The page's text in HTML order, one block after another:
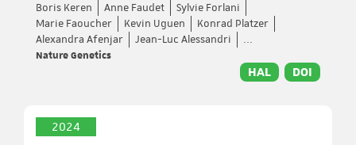
Boris Keren
Anne Faudet
Sylvie Forlani
Marie Faoucher
Kevin Uguen
Konrad Platzer
Alexandra Afenjar
Jean-Luc Alessandri
...
Nature Genetics
HAL DOI
2024